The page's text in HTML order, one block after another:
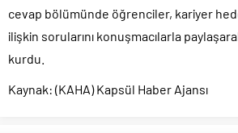
cevap bölümünde öğrenciler, kariyer
ilişkin sorularını konuşmacılarla
kurdu.
Kaynak: (KAHA) Kapsül Haber Ajansı